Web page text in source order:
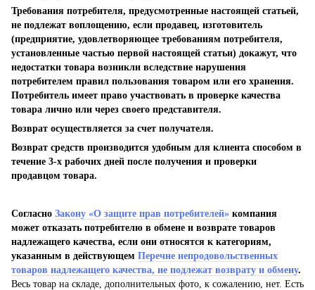
Требования потребителя, предусмотренные настоящей статьей,
не подлежат воплощению, если продавец, изготовитель
(предприятие, удовлетворяющее требованиям потребителя,
установленные частью первой настоящей статьи) докажут, что
недостатки товара возникли вследствие нарушения
потребителем правил пользования товаром или его хранения.
Потребитель имеет право участвовать в проверке качества
товара лично или через своего представителя.
Возврат осуществляется за счет получателя.
Возврат средств производится удобным для клиента способом в
течение 3-х рабочих дней после получения и проверки
продавцом товара.
Согласно Закону «О защите прав потребителей» компания
может отказать потребителю в обмене и возврате товаров
надлежащего качества, если они относятся к категориям,
указанным в действующем Перечне непродовольственных
товаров надлежащего качества, не подлежат возврату и обмену.
Весь товар на складе, дополнительных фото, к сожалению, нет. Есть